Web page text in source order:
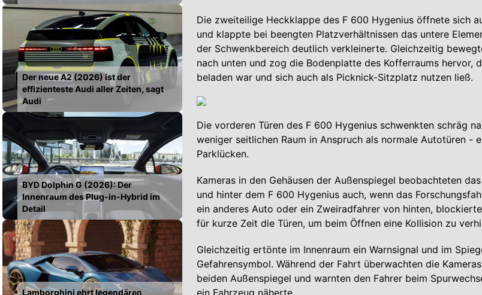
Der neue A2 (2026) ist der
effizienteste Audi aller Zeiten, sagt
Audi
BYD Dolphin G (2026): Der
Innenraum des Plug-in-Hybrid im
Detail
Lamborghini ehrt legendären
Die zweiteilige Heckklappe des F 600 Hygenius öffnete sich
und klappte bei beengten Platzverhältnissen das untere
der Schwenkbereich deutlich verkleinerte. Gleichzeitig
nach unten und zog die Bodenplatte des Kofferraums hervor,
beladen war und sich auch als Picknick-Sitzplatz nutzen ließ.
Die vorderen Türen des F 600 Hygenius schwenkten schräg
weniger seitlichen Raum in Anspruch als normale Autotüren -
Parklücken.
Kameras in den Gehäusen der Außenspiegel beobachteten
und hinter dem F 600 Hygenius auch, wenn das
ein anderes Auto oder ein Zweiradfahrer von hinten,
für kurze Zeit die Türen, um beim Öffnen eine Kollision zu
Gleichzeitig ertönte im Innenraum ein Warnsignal und im
Gefahrensymbol. Während der Fahrt überwachten die
beiden Außenspiegel und warnten den Fahrer beim
ein Fahrzeug näherte.